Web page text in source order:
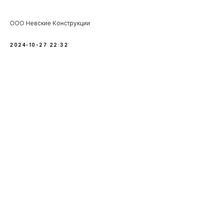
ООО Невские Конструкции
2024-10-27 22:32